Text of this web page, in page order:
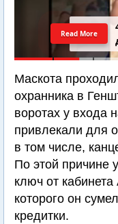
Read More
Маскота
охранника в
воротах у входа
привлекали для
в том числе,
По этой причине
ключ от
которого он
кредитки.